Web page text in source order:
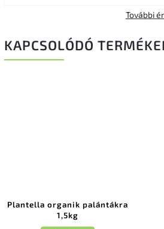
További
KAPCSOLÓDÓ
Plantella organik palántákra
1,5kg